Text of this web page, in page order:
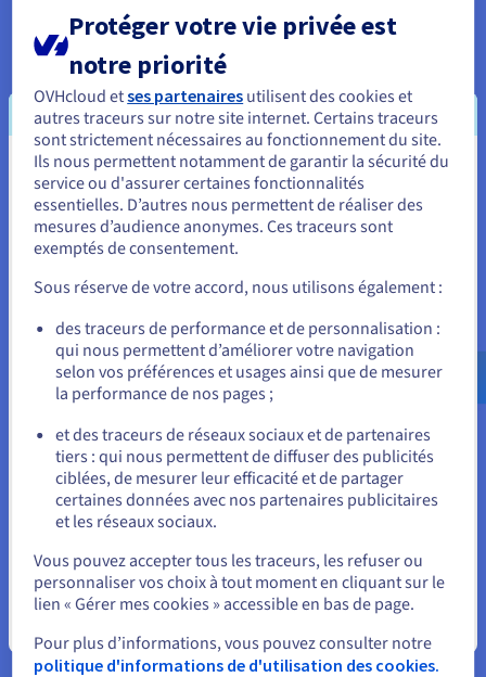
solution Managed Kubernetes, leader du secteur.
Analyse de données
Les lecteurs IOPS et NVMe à haut débit font du
Public Cloud la base idéale pour transformer vos
données brutes en informations commerciales
essentielles, claires et exploitables, grâce à une sélection
processus le moins stressant possible.
Faites tourner des environnements sandbox totalement
isolés en quelques clics, lancez vos projets et mettez-les
en production lorsqu'ils sont prêts. Le chemin du
concept au produit n'a jamais été aussi facile !
Vous semblez être localisé en États-
Unis.
Pour commander, rendez-vous sur le site de votre pays (États-
Allez sur le site États-Unis
us.ovhcloud.com/learn Anglais USD - $
ou
Rester sur le site actuel
Sélectionner un autre site web
Protéger votre vie privée est
notre priorité
OVHcloud etses partenaires utilisent des cookies et
autres traceurs sur notre site internet. Certains traceurs
sont strictement nécessaires au fonctionnement du site.
Ils nous permettent notamment de garantir la sécurité du
service ou d'assurer certaines fonctionnalités
essentielles. D’autres nous permettent de réaliser des
mesures d’audience anonymes. Ces traceurs sont
exemptés de consentement.
Sous réserve de votre accord, nous utilisons également :
des traceurs de performance et de personnalisation :
qui nous permettent d’améliorer votre navigation
selon vos préférences et usages ainsi que de mesurer
la performance de nos pages ;
et des traceurs de réseaux sociaux et de partenaires
tiers : qui nous permettent de diffuser des publicités
ciblées, de mesurer leur efficacité et de partager
certaines données avec nos partenaires publicitaires
et les réseaux sociaux.
Vous pouvez accepter tous les traceurs, les refuser ou
personnaliser vos choix à tout moment en cliquant sur le
lien « Gérer mes cookies » accessible en bas de page.
Pour plus d’informations, vous pouvez consulter notre
politique d'informations de d'utilisation des cookies.